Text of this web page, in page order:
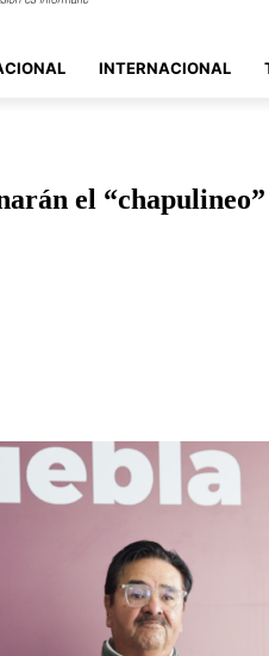
INTERNACIONAL
el